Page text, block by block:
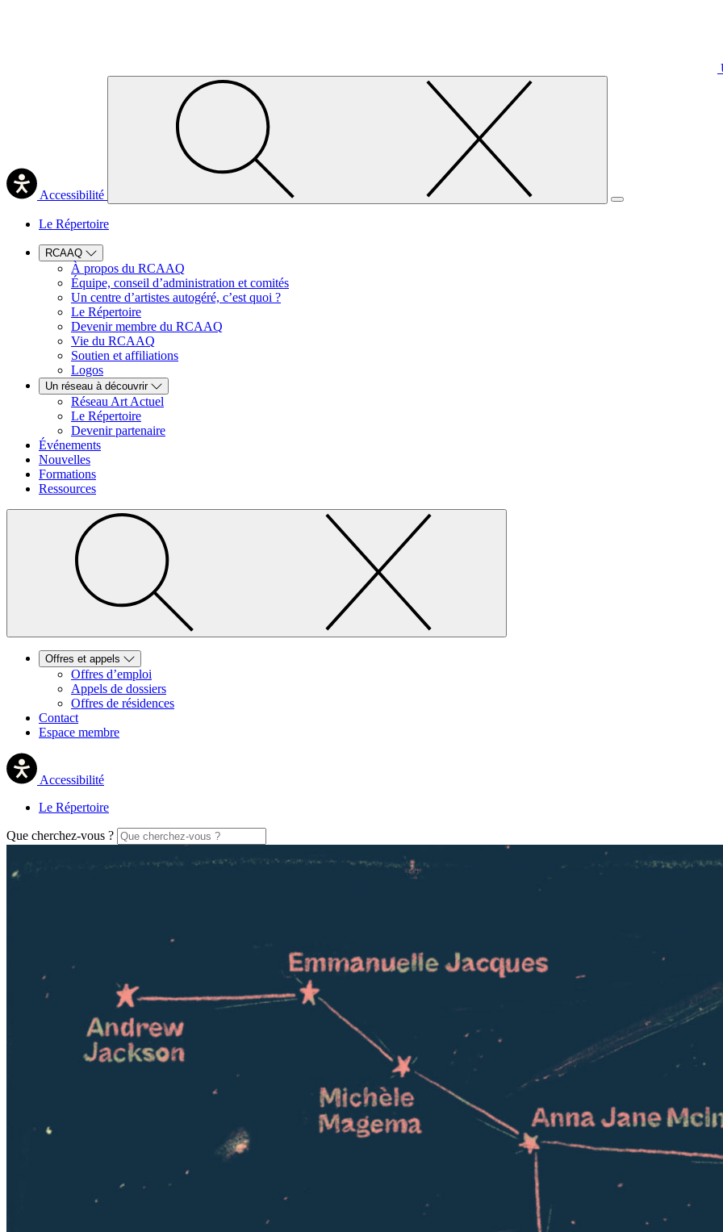
Accessibilité
Le Répertoire
RCAAQ
À propos du RCAAQ
Équipe, conseil d’administration et comités
Un centre d’artistes autogéré, c’est quoi ?
Le Répertoire
Devenir membre du RCAAQ
Vie du RCAAQ
Soutien et affiliations
Logos
Un réseau à découvrir
Réseau Art Actuel
Le Répertoire
Devenir partenaire
Événements
Nouvelles
Formations
Ressources
Offres et appels
Offres d’emploi
Appels de dossiers
Offres de résidences
Contact
Espace membre
Accessibilité
Le Répertoire
Que cherchez-vous ?